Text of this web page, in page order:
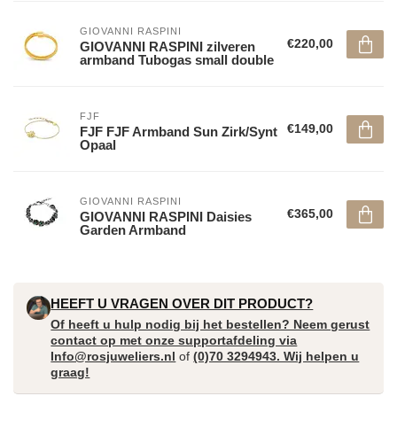
GIOVANNI RASPINI
GIOVANNI RASPINI zilveren
armband Tubogas small double
€220,00
FJF
FJF FJF Armband Sun Zirk/Synt
Opaal
€149,00
GIOVANNI RASPINI
GIOVANNI RASPINI Daisies
Garden Armband
€365,00
HEEFT U VRAGEN OVER DIT PRODUCT?
Of heeft u hulp nodig bij het bestellen? Neem gerust
contact op met onze supportafdeling via
Info@rosjuweliers.nl of(0)70 3294943. Wij helpen u
graag!